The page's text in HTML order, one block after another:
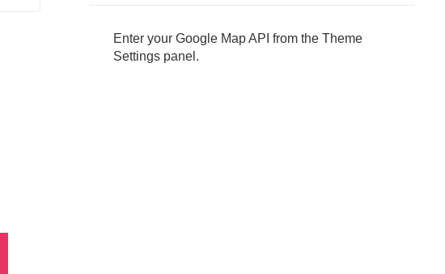
Enter your Google Map API from the Theme
Settings panel.